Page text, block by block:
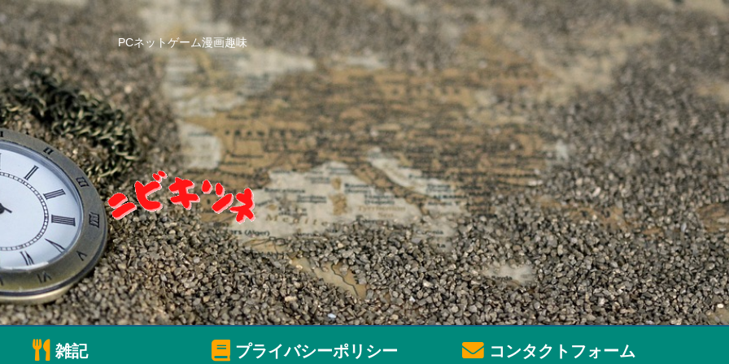
PCネットゲーム漫画趣味
雑記 プライバシーポリシー コンタクトフォーム